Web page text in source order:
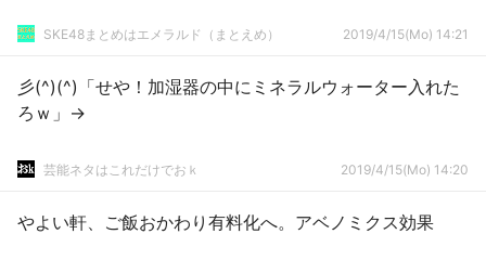
SKE48まとめはエメラルド（まとえめ） 2019/4/15(Mo) 14:21
彡(^)(^)「せや！加湿器の中にミネラルウォーター入れた
ろｗ」→
芸能ネタはこれだけでおｋ 2019/4/15(Mo) 14:20
やよい軒、ご飯おかわり有料化へ。アベノミクス効果